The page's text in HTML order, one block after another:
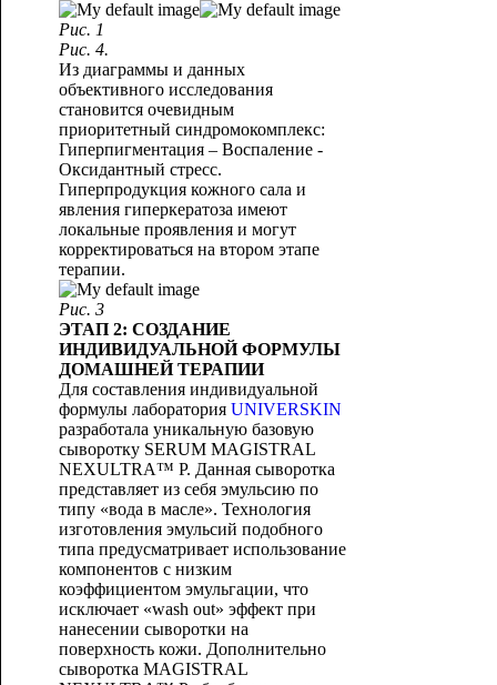
Рис. 1
Рис. 4.
Из диаграммы и данных
объективного исследования
становится очевидным
приоритетный синдромокомплекс:
Гиперпигментация – Воспаление -
Оксидантный стресс.
Гиперпродукция кожного сала и
явления гиперкератоза имеют
локальные проявления и могут
корректироваться на втором этапе
терапии.
Рис. 3
ЭТАП 2: СОЗДАНИЕ
ИНДИВИДУАЛЬНОЙ ФОРМУЛЫ
ДОМАШНЕЙ ТЕРАПИИ
Для составления индивидуальной
формулы лаборатория UNIVERSKIN
разработала уникальную базовую
сыворотку SERUM MAGISTRAL
NEXULTRA™ P. Данная сыворотка
представляет из себя эмульсию по
типу «вода в масле». Технология
изготовления эмульсий подобного
типа предусматривает использование
компонентов с низким
коэффициентом эмульгации, что
исключает «wash out» эффект при
нанесении сыворотки на
поверхность кожи. Дополнительно
сыворотка MAGISTRAL